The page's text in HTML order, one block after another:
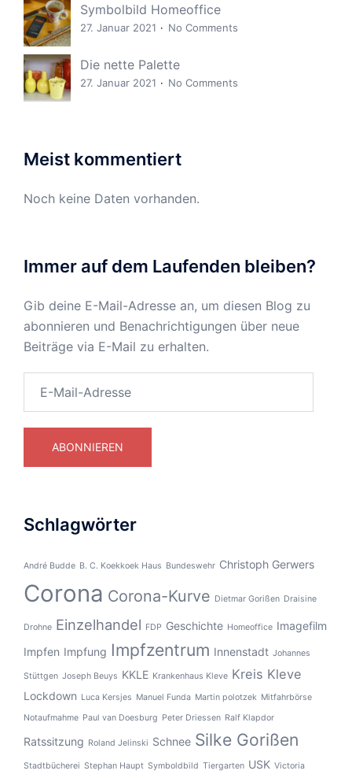
Symbolbild Homeoffice
27. Januar 2021 No Comments
Die nette Palette
27. Januar 2021 No Comments
Meist kommentiert
Noch keine Daten vorhanden.
Immer auf dem Laufenden bleiben?
Gib deine E-Mail-Adresse an, um diesen Blog zu
abonnieren und Benachrichtigungen über neue
Beiträge via E-Mail zu erhalten.
Mail-
ABONNIEREN
Schlagwörter
André Budde B. C. Koekkoek Haus Bundeswehr Christoph Gerwers
Corona Corona-Kurve Dietmar Gorißen Draisine
Drohne Einzelhandel FDP Geschichte Homeoffice Imagefilm
Impfen Impfung Impfzentrum Innenstadt Johannes
Stüttgen Joseph Beuys KKLE Krankenhaus Kleve Kreis Kleve
Lockdown Luca Kersjes Manuel Funda Martin polotzek Mitfahrbörse
Notaufmahme Paul van Doesburg Peter Driessen Ralf Klapdor
Ratssitzung Roland Jelinski Schnee Silke Gorißen
Stadtbücherei Stephan Haupt Symboldbild Tiergarten USK Victoria